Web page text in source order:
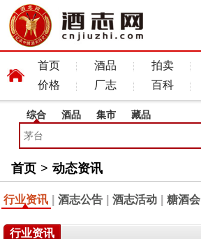
首页 酒品 拍卖
价格
厂志 百科
综合 酒品 集市 藏品
首页 > 动态资讯
行业资讯 酒志公告 酒志活动 糖酒会
行业资讯